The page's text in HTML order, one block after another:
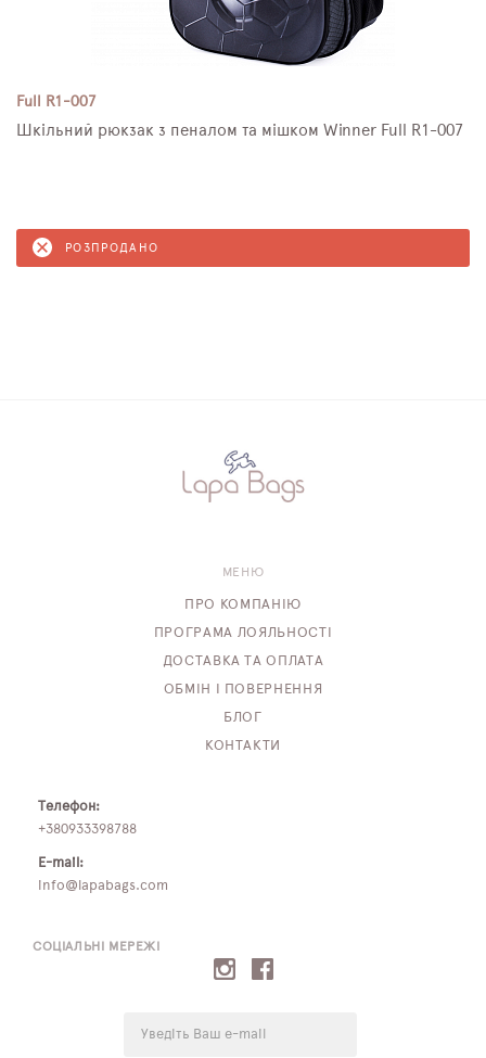
Full R1-007
Шкільний рюкзак з пеналом та мішком Winner Full R1-007
РОЗПРОДАНО
СОЦІАЛЬНІ МЕРЕЖІ
МЕНЮ
ПРО КОМПАНІЮ
ПРОГРАМА ЛОЯЛЬНОСТІ
ДОСТАВКА ТА ОПЛАТА
ОБМІН І ПОВЕРНЕННЯ
БЛОГ
КОНТАКТИ
Телефон:
+380933398788
E-mail:
info@lapabags.com